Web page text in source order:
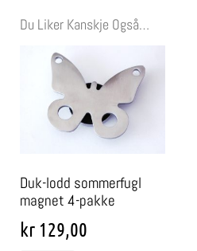
Du Liker Kanskje Også…
Duk-lodd sommerfugl
magnet 4-pakke
kr 129,00